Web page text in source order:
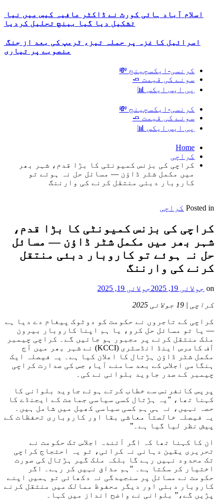
اسلام آباد ہائی کورٹ نے ڈاکٹر عافیہ کیس میں نیا
تشکیل دیا گیا بینچ تحلیل کردیا
اسرائیل کا غزہ پر حملہ تیز، ٹرمپ کی بعد از جنگ
منصوبے پر تیاری
کرنسی-ایکسچینج 💸
سونے کی قیمت 🧈
پی ایس ایکس 📊
کرنسی-ایکسچینج 💸
سونے کی قیمت 🧈
پی ایس ایکس 📊
Home
کراچی
کراچی کی بزنس کمیونٹی کا بڑا قدم، شہر بھر
میں مکمل شٹر ڈاؤن — مسائل حل نہ ہوئے تو
کاروبار دبئی منتقل کرنے کی وارننگ
Posted in کراچی
کراچی کی بزنس کمیونٹی کا بڑا قدم،
شہر بھر میں مکمل شٹر ڈاؤن — مسائل
حل نہ ہوئے تو کاروبار دبئی منتقل
کرنے کی وارننگ
on جولائی 19, 2025
جولائی 19, 2025
کراچی | 19 جولائی 2025
کراچی کے تاجروں نے حکومت کو دوٹوک پیغام دے دیا ہے
— یا تو مسائل حل کرو، یا ہم اپنا کاروبار بیرون
ملک منتقل کرنے پر مجبور ہو جائیں گے۔ کراچی چیمبر
آف کامرس اینڈ انڈسٹری (KCCI) نے شہر بھر میں آج
مکمل شٹر ڈاؤن ہڑتال کا اعلان کیا ہے۔ یہ فیصلہ ایک
ہنگامی اجلاس کے بعد سامنے آیا، جس کی صدارت کراچی
چیمبر کے صدر جاوید بلوانی نے کی۔
پریس کانفرنس سے خطاب کرتے ہوئے جاوید بلوانی کا
کہنا تھا، "یہ ہڑتال کسی سیاسی جماعت کے ایجنڈے کا
حصہ نہیں، نہ ہی ہم کسی سیاسی کھیل میں شامل ہیں۔
یہ فیصلہ خالصتاً معاشی بقا اور کاروباری تحفظات کے
پیش نظر لیا گیا ہے۔”
ان کا کہنا تھا کہ اگر آئندہ اجلاس تک حکومت نے
تحریری یقین دہانی نہ کرائی، تو یہ احتجاج کراچی
تک محدود نہیں رہے گا بلکہ ملک گیر ہڑتال کی صورت
اختیار کر سکتا ہے۔ "ہم مذاق نہیں کر رہے۔ اگر
حکومت نے مسائل پر سنجیدگی نہ دکھائی تو ہمیں اپنے
کاروبار دبئی اور دیگر محفوظ ممالک میں منتقل کرنے
پڑیں گے،” بلوانی نے واضح انداز میں کہا۔